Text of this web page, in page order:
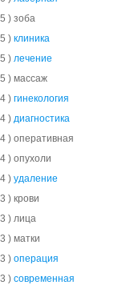
) зоба
) клиника
) лечение
) массаж
) гинекология
) диагностика
) оперативная
) опухоли
) удаление
) крови
) лица
) матки
) операция
) современная